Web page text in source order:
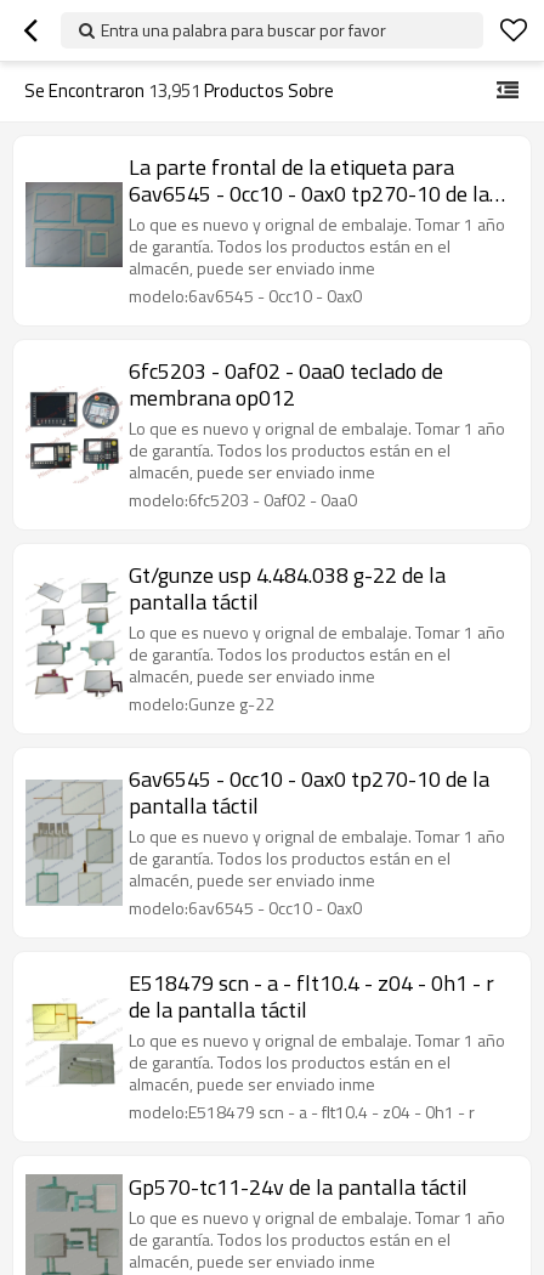
Entra una palabra para buscar por favor
Se Encontraron 13,951 Productos Sobre
La parte frontal de la etiqueta para
6av6545 - 0cc10 - 0ax0 tp270-10 de la
pantalla táctil
Lo que es nuevo y orignal de embalaje. Tomar 1 año
de garantía. Todos los productos están en el
almacén, puede ser enviado inme
modelo:6av6545 - 0cc10 - 0ax0
6fc5203 - 0af02 - 0aa0 teclado de
membrana op012
Lo que es nuevo y orignal de embalaje. Tomar 1 año
de garantía. Todos los productos están en el
almacén, puede ser enviado inme
modelo:6fc5203 - 0af02 - 0aa0
Gt/gunze usp 4.484.038 g-22 de la
pantalla táctil
Lo que es nuevo y orignal de embalaje. Tomar 1 año
de garantía. Todos los productos están en el
almacén, puede ser enviado inme
modelo:Gunze g-22
6av6545 - 0cc10 - 0ax0 tp270-10 de la
pantalla táctil
Lo que es nuevo y orignal de embalaje. Tomar 1 año
de garantía. Todos los productos están en el
almacén, puede ser enviado inme
modelo:6av6545 - 0cc10 - 0ax0
E518479 scn - a - flt10.4 - z04 - 0h1 - r
de la pantalla táctil
Lo que es nuevo y orignal de embalaje. Tomar 1 año
de garantía. Todos los productos están en el
almacén, puede ser enviado inme
modelo:E518479 scn - a - flt10.4 - z04 - 0h1 - r
Gp570-tc11-24v de la pantalla táctil
Lo que es nuevo y orignal de embalaje. Tomar 1 año
de garantía. Todos los productos están en el
almacén, puede ser enviado inme